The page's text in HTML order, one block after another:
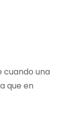
cuando una
que en